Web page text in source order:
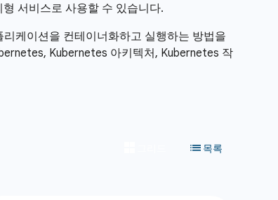
서비스로 사용할 수 있습니다.
케이션을 컨테이너화하고 실행하는 방법을
Kubernetes 아키텍처, Kubernetes 작